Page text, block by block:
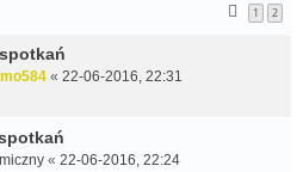
1 2
« 22-06-2016, 22:31
« 22-06-2016, 22:24